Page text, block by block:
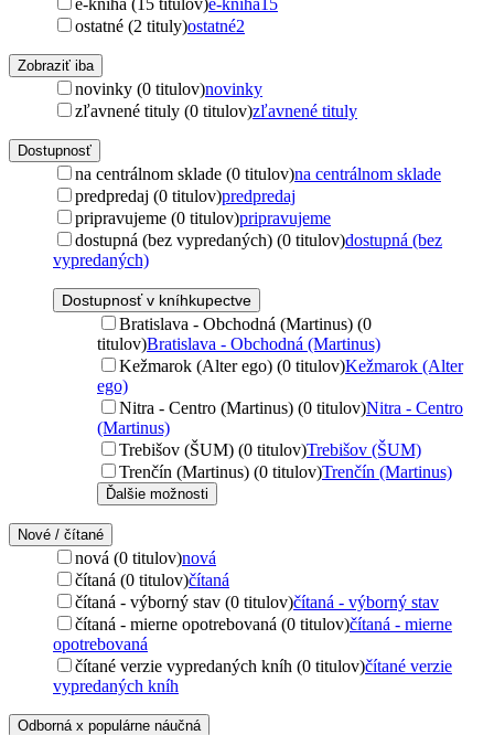
e-kniha (15 titulov)e-kniha 15
ostatné (2 tituly)ostatné2
Zobraziť iba
novinky (0 titulov)novinky
zľavnené tituly (0 titulov)zľavnené tituly
Dostupnosť
na centrálnom sklade (0 titulov)na centrálnom sklade
predpredaj (0 titulov)predpredaj
pripravujeme (0 titulov)pripravujeme
dostupná (bez vypredaných) (0 titulov)dostupná (bez
vypredaných)
Dostupnosť v kníhkupectve
Bratislava - Obchodná (Martinus) (0
titulov)Bratislava - Obchodná (Martinus)
Kežmarok (Alter ego) (0 titulov)Kežmarok (Alter
ego)
Nitra - Centro (Martinus) (0 titulov)Nitra - Centro
(Martinus)
Trebišov (ŠUM) (0 titulov)Trebišov (ŠUM)
Trenčín (Martinus) (0 titulov)Trenčín (Martinus)
Ďalšie možnosti
Nové / čítané
nová (0 titulov)nová
čítaná (0 titulov)čítaná
čítaná - výborný stav (0 titulov)čítaná - výborný stav
čítaná - mierne opotrebovaná (0 titulov)čítaná - mierne
opotrebovaná
čítané verzie vypredaných kníh (0 titulov)čítané verzie
vypredaných kníh
Odborná x populárne náučná